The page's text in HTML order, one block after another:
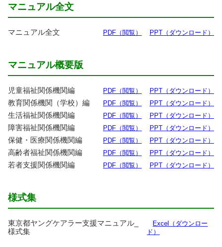
マニュアル全文
マニュアル全文 PDF（ 閲覧 ） PPT（ダウンロード）
マニュアル概要版
児童福祉関係機関編 PDF（ 閲覧 ） PPT（ダウンロード）
教育関係機関 （学校）編 PDF（ 閲覧 ） PPT（ダウンロード）
生活福祉関係機関編 PDF（ 閲覧 ） PPT（ダウンロード）
障害福祉関係機関編 PDF（ 閲覧 ） PPT（ダウンロード）
保健 ・ 医療関係機関編 PDF（ 閲覧 ） PPT（ダウンロード）
高齢者福祉関係機関編 PDF（ 閲覧 ） PPT（ダウンロード）
若者支援関係機関編 PDF（ 閲覧 ） PPT（ダウンロード）
様式集
東京都ヤングケアラー支援マニュアル_
様式集
Excel（ダウンロー
ド）